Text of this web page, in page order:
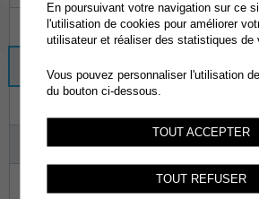
04 05 06
25 26 27
03
En poursuivant votre navigation sur ce
l'utilisation de cookies pour améliorer
utilisateur et réaliser des statistiques de
Vous pouvez personnaliser l'utilisation
du bouton ci-dessous.
TOUT ACCEPTER
TOUT REFUSER